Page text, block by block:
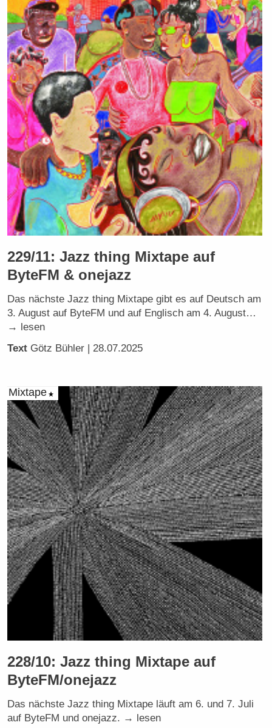
229/11: Jazz thing Mixtape auf
ByteFM & onejazz
Das nächste Jazz thing Mixtape gibt es auf Deutsch am
3. August auf ByteFM und auf Englisch am 4. August…
→ lesen
Text Götz Bühler | 28.07.2025
Mixtape
228/10: Jazz thing Mixtape auf
ByteFM/onejazz
Das nächste Jazz thing Mixtape läuft am 6. und 7. Juli
auf ByteFM und onejazz. → lesen